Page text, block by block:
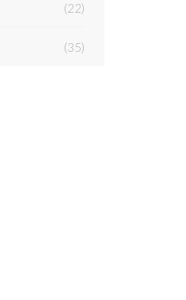
(22)
(35)